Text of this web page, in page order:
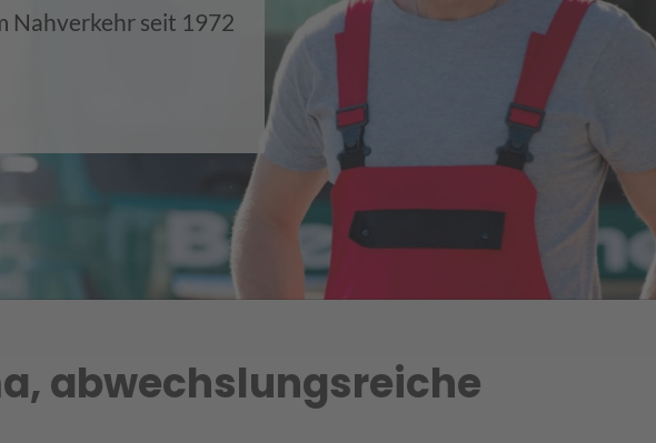
Nahverkehr seit 1972
abwechslungsreiche